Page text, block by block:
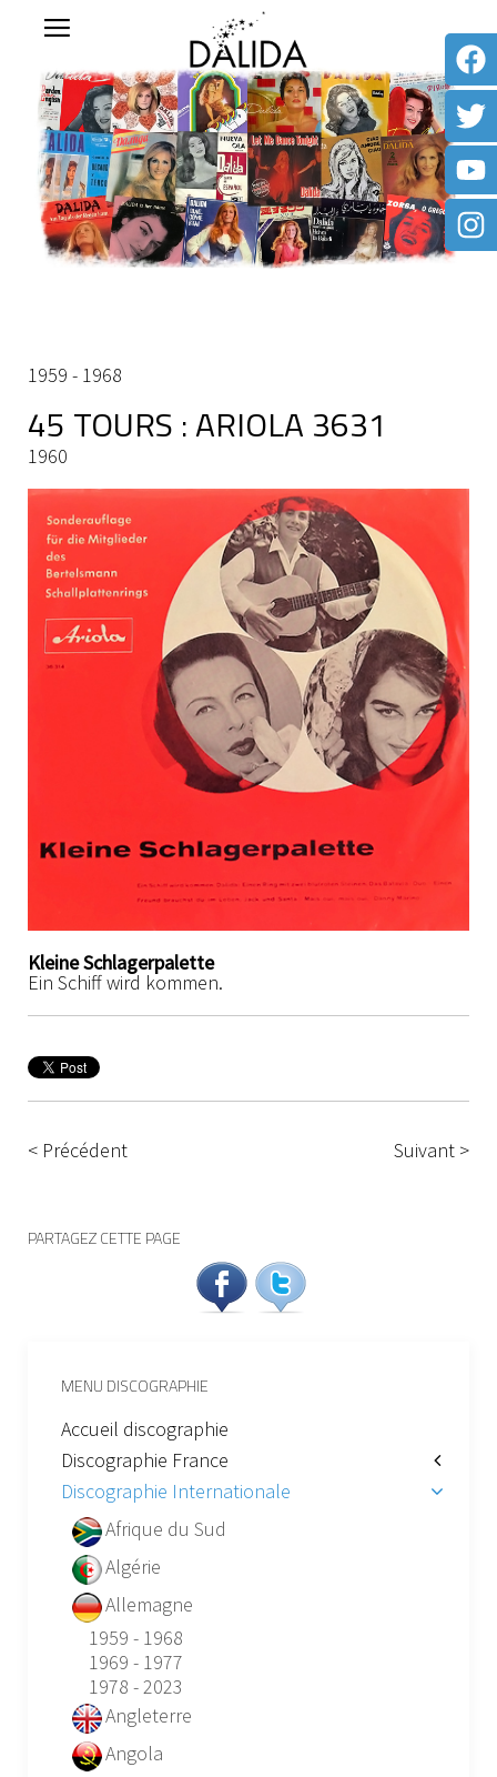
1959 - 1968
45 TOURS : ARIOLA 3631
1960
Kleine Schlagerpalette
Ein Schiff wird kommen.
< Précédent Suivant >
PARTAGEZ CETTE PAGE
MENU DISCOGRAPHIE
Accueil discographie
Discographie France
Discographie Internationale
Afrique du Sud
Algérie
Allemagne
1959 - 1968
1969 - 1977
1978 - 2023
Angleterre
Angola